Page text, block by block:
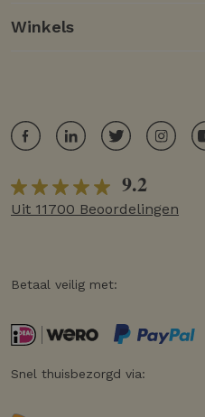
Winkels
9.2
Uit 11700 Beoordelingen
Betaal veilig met:
Snel thuisbezorgd via: